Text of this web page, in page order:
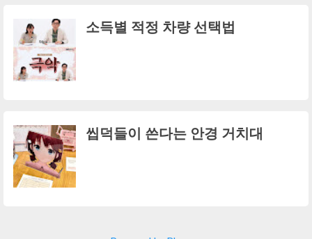
소득별 적정 차량 선택법
씹덕들이 쓴다는 안경 거치대